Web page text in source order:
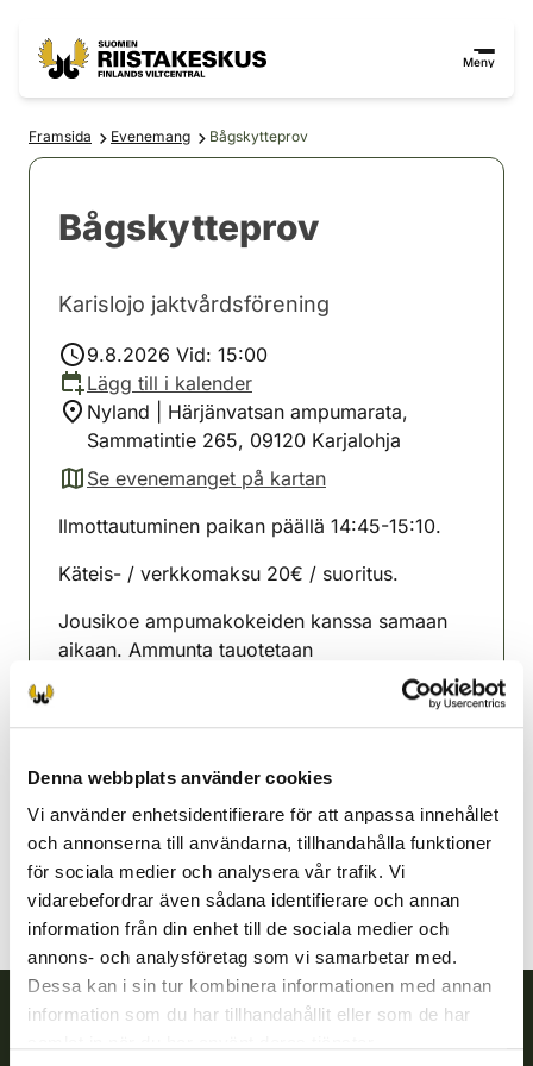
Denna webbplats använder cookies
Vi använder enhetsidentifierare för att anpassa innehållet
och annonserna till användarna, tillhandahålla funktioner
för sociala medier och analysera vår trafik. Vi
vidarebefordrar även sådana identifierare och annan
information från din enhet till de sociala medier och
annons- och analysföretag som vi samarbetar med.
Dessa kan i sin tur kombinera informationen med annan
information som du har tillhandahållit eller som de har
Meny
Framsida Evenemang Bågskytteprov
Bågskytteprov
Karislojo jaktvårdsförening
9.8.2026 Vid: 15:00
Lägg till i kalender
Nyland | Härjänvatsan ampumarata,
Sammatintie 265, 09120 Karjalohja
Se evenemanget på kartan
(avautuu uuteen välilehteen)
Ilmottautuminen paikan päällä 14:45-15:10.
Käteis- / verkkomaksu 20€ / suoritus.
Jousikoe ampumakokeiden kanssa samaan
aikaan. Ammunta tauotetaan
Karislojo jaktvårdsförening
044 313 7009
karjalohja@rhy.riista.fi